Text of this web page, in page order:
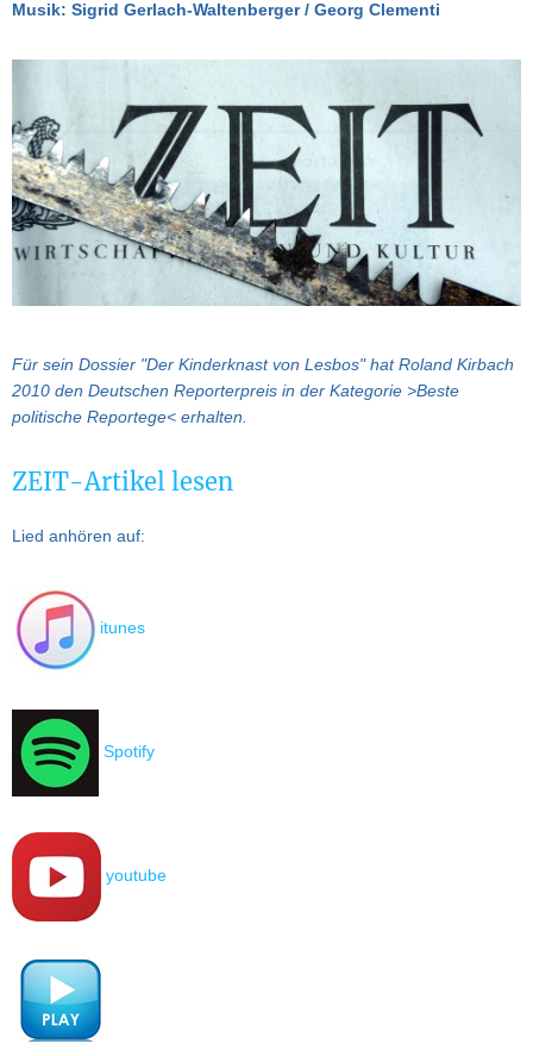
Musik: Sigrid Gerlach-Waltenberger / Georg Clementi
Für sein Dossier "Der Kinderknast von Lesbos" hat Roland Kirbach
2010 den Deutschen Reporterpreis in der Kategorie >Beste
politische Reportege< erhalten.
ZEIT-Artikel lesen
Lied anhören auf:
itunes
Spotify
youtube